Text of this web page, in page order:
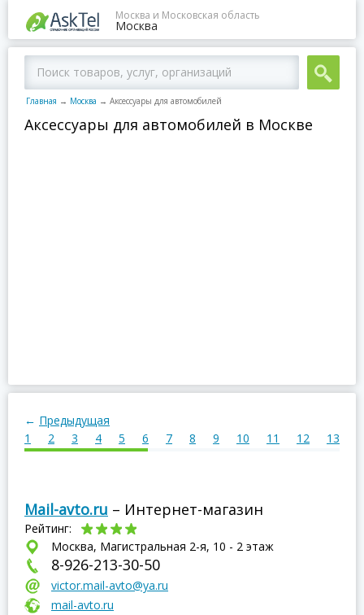
Москва и Московская область
Москва
Главная → Москва → Аксессуары для автомобилей
Аксессуары для автомобилей в Москве
← Предыдущая
1
2 3 4 5 6 7 8 9 10 11 12 13
Mail-avto.ru – Интернет-магазин
Рейтинг:
Москва, Магистральная 2-я, 10 - 2 этаж
8-926-213-30-50
victor.mail-avto@ya.ru
mail-avto.ru